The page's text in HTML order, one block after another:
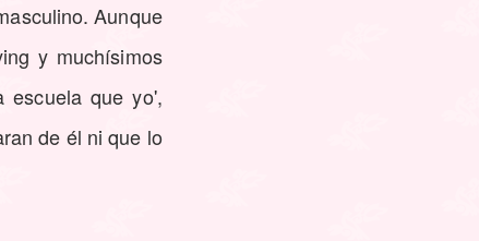
Aunque
y muchísimos
escuela que yo',
de él ni que lo